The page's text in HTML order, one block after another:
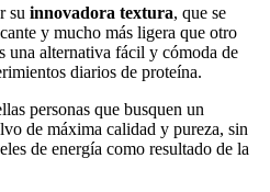
su innovadora textura, que se
y mucho más ligera que otro
una alternativa fácil y cómoda de
diarios de proteína.
personas que busquen un
de máxima calidad y pureza, sin
de energía como resultado de la